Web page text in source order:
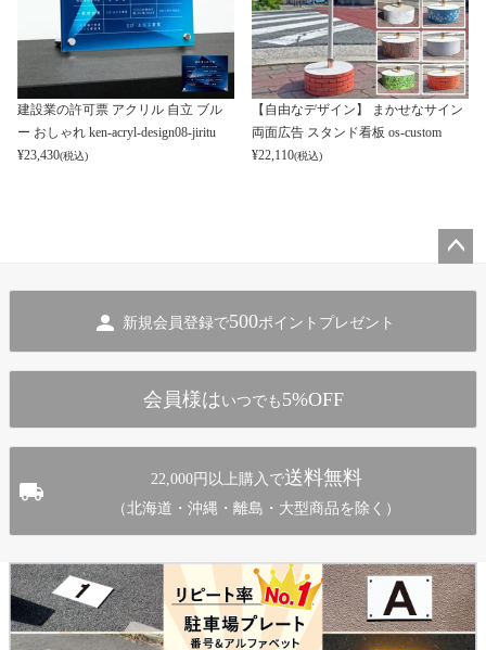
建設業の許可票 アクリル 自立 ブル
ー おしゃれ ken-acryl-design08-jiritu
¥23,430(税込)
【自由なデザイン】 まかせなサイン
両面広告 スタンド看板 os-custom
¥22,110(税込)
新規会員登録で500ポイントプレゼント
会員様は いつでも 5%OFF
22,000円以上購入で送料無料
（北海道・沖縄・離島・大型商品を除く）